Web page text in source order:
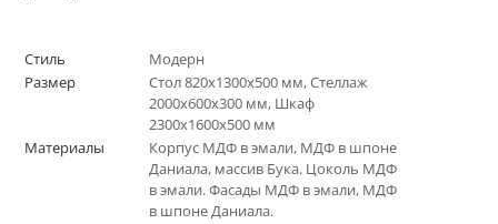
Стиль
Модерн
Размер
Стол 820х1300х500 мм, Стеллаж
2000х600х300 мм, Шкаф
2300х1600х500 мм
Материалы
Корпус МДФ в эмали, МДФ в шпоне
Даниала, массив Бука. Цоколь МДФ
в эмали. Фасады МДФ в эмали, МДФ
в шпоне Даниала.